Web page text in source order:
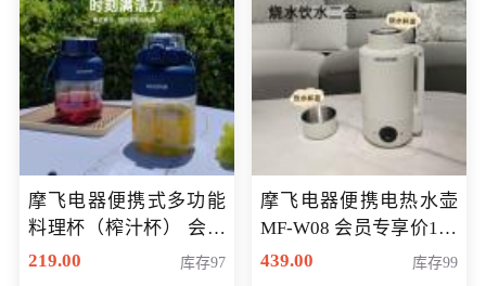
摩飞电器便携式多功能
料理杯（榨汁杯） 会员
专享价118元
219.00 库存97
摩飞电器便携电热水壶
MF-W08 会员专享价198
元
439.00 库存99